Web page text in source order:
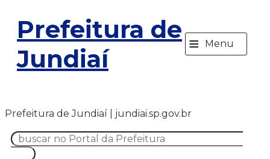
Prefeitura de
Jundiaí
≡ Menu
Prefeitura de Jundiaí | jundiai.sp.gov.br